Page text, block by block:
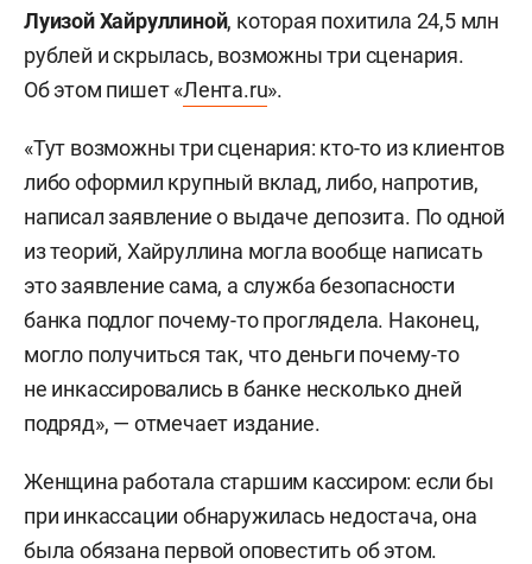
Луизой Хайруллиной, которая похитила 24,5 млн
рублей и скрылась, возможны три сценария.
Об этом пишет «Лента.ru».
«Тут возможны три сценария: кто-то из клиентов
либо оформил крупный вклад, либо, напротив,
написал заявление о выдаче депозита. По одной
из теорий, Хайруллина могла вообще написать
это заявление сама, а служба безопасности
банка подлог почему-то проглядела. Наконец,
могло получиться так, что деньги почему-то
не инкассировались в банке несколько дней
подряд», — отмечает издание.
Женщина работала старшим кассиром: если бы
при инкассации обнаружилась недостача, она
была обязана первой оповестить об этом.